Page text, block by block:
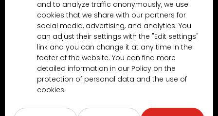
Why shop at MN-Modelar.com
4.9/5(10481x) 4.5/5 (189x)
and to analyze traffic anonymously, we use
cookies that we share with our partners for
social media, advertising, and analytics. You
can adjust their settings with the "Edit settings"
link and you can change it at any time in the
footer of the website. You can find more
detailed information in our Policy on the
protection of personal data and the use of
cookies.